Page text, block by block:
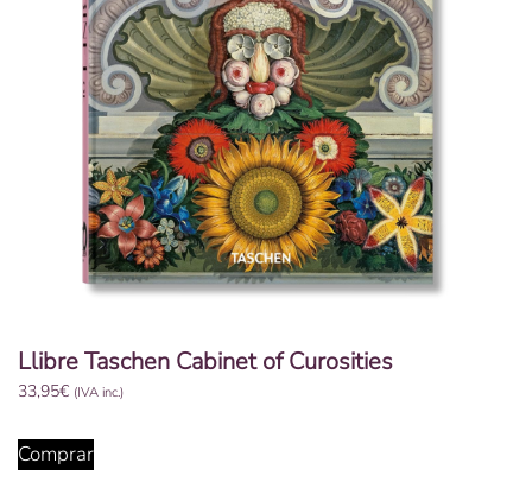
Llibre Taschen Cabinet of Curosities
33,95€ (IVA inc.)
Comprar